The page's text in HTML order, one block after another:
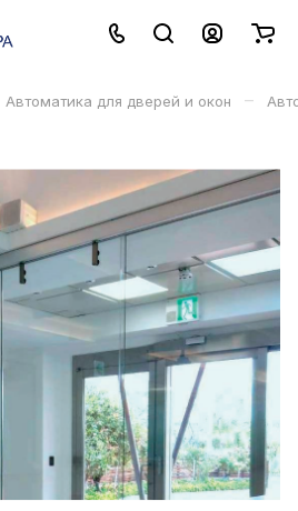
Автоматика для дверей и окон –